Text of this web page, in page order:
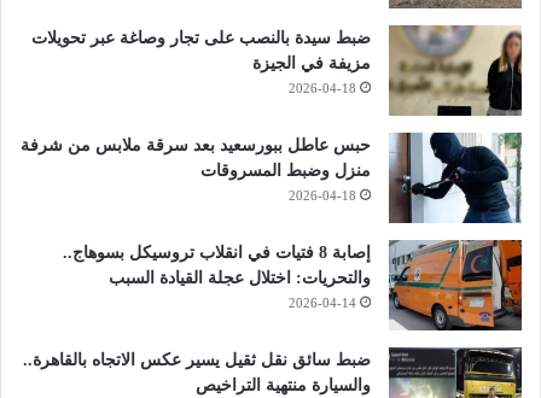
ضبط سيدة بالنصب على تجار وصاغة عبر تحويلات
مزيفة في الجيزة
2026-04-18
حبس عاطل ببورسعيد بعد سرقة ملابس من شرفة
منزل وضبط المسروقات
2026-04-18
إصابة 8 فتيات في انقلاب تروسيكل بسوهاج..
والتحريات: اختلال عجلة القيادة السبب
2026-04-14
ضبط سائق نقل ثقيل يسير عكس الاتجاه بالقاهرة..
والسيارة منتهية التراخيص